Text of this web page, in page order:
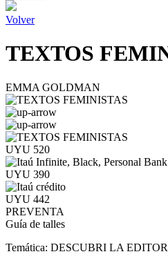
Volver
TEXTOS
EMMA GOLDMAN
UYU 520
UYU 390
UYU 442
PREVENTA
Guía de talles
Temática: DESCUBRI LA